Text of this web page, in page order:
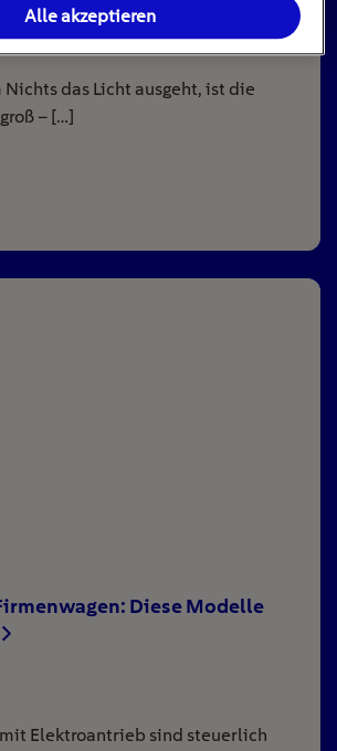
Nichts das Licht ausgeht, ist die
– […]
Diese Modelle
Elektroantrieb sind steuerlich
Alle akzeptieren